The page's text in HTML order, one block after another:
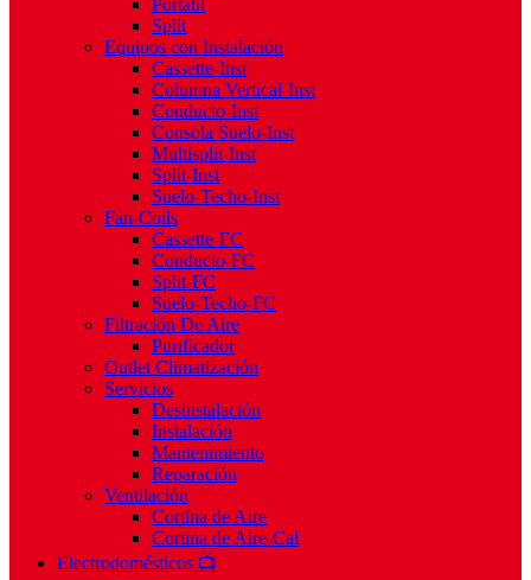
Portátil
Split
Equipos con Instalación
Cassette-Inst
Columna Vertical-Inst
Conducto-Inst
Consola Suelo-Inst
Multisplit-Inst
Split-Inst
Suelo-Techo-Inst
Fan-Coils
Cassette-FC
Conducto-FC
Split-FC
Suelo-Techo-FC
Filtración De Aire
Purificador
Outlet Climatización
Servicios
Desinstalación
Instalación
Mantenimiento
Reparación
Ventilación
Cortina de Aire
Cortina de Aire-Cal
Electrodomésticos 📺